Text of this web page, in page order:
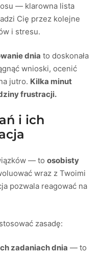
— klarowna lista
Cię przez kolejne
i stresu.
dnia to doskonała
wnioski, ocenić
jutro. Kilka minut
frustracji.
i ich
— toosobisty
wraz z Twoimi
pozwala reagować na
zasadę:
zadaniach dnia — to